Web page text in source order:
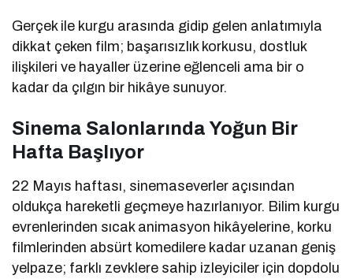
Gerçek ile kurgu arasında gidip gelen anlatımıyla
dikkat çeken film; başarısızlık korkusu, dostluk
ilişkileri ve hayaller üzerine eğlenceli ama bir o
kadar da çılgın bir hikâye sunuyor.
Sinema Salonlarında Yoğun Bir
Hafta Başlıyor
22 Mayıs haftası, sinemaseverler açısından
oldukça hareketli geçmeye hazırlanıyor. Bilim kurgu
evrenlerinden sıcak animasyon hikâyelerine, korku
filmlerinden absürt komedilere kadar uzanan geniş
yelpaze; farklı zevklere sahip izleyiciler için dopdolu